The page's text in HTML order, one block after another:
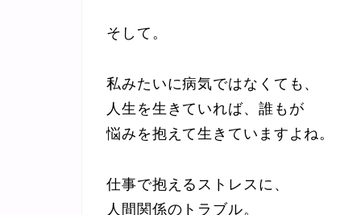
そして。
私みたいに病気ではなくても、
人生を生きていれば、誰もが
悩みを抱えて生きていますよね。
仕事で抱えるストレスに、
人間関係のトラブル。